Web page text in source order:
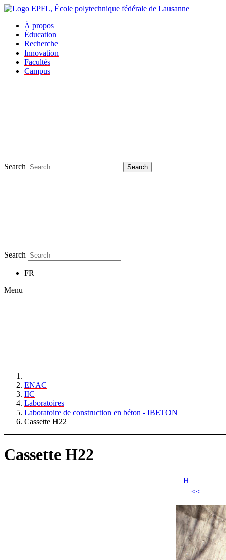
À propos
Éducation
Recherche
Innovation
Facultés
Campus
Search Search
Search
FR
Menu
ENAC
IIC
Laboratoires
Laboratoire de construction en béton - IBETON
Cassette H22
Cassette H22
H
<<